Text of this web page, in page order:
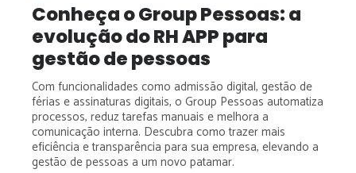
Conheça o Group Pessoas: a
evolução do RH APP para
gestão de pessoas
Com funcionalidades como admissão digital, gestão de
férias e assinaturas digitais, o Group Pessoas automatiza
processos, reduz tarefas manuais e melhora a
comunicação interna. Descubra como trazer mais
eficiência e transparência para sua empresa, elevando a
gestão de pessoas a um novo patamar.